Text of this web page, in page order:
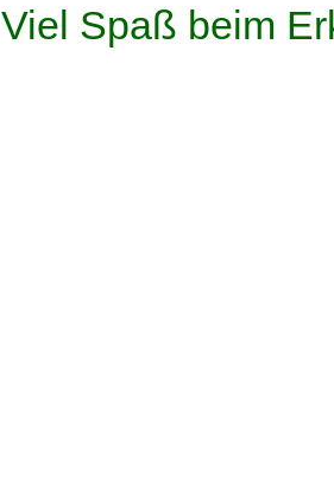
Viel Spaß beim